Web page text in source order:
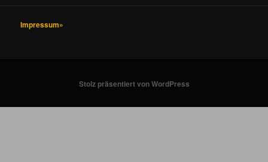
Impressum»
Stolz präsentiert von WordPress